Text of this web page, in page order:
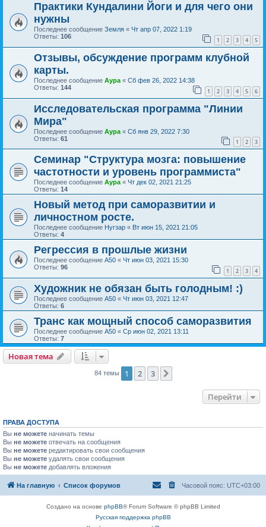
Практики Кундалини Йоги и для чего они
нужны
Последнее сообщение Земля « Чт апр 07, 2022 1:19
Ответы: 106 1 2 3 4 5
Отзывы, обсуждение программ клубной
карты.
Последнее сообщение Аура « Сб фев 26, 2022 14:38
Ответы: 144 1 2 3 4 5 6
Исследовательская программа "Линии
Мира"
Последнее сообщение Аура « Сб янв 29, 2022 7:30
Ответы: 61 1 2 3
Семинар "Структура мозга: повышение
частотности и уровень программиста"
Последнее сообщение Аура« Чт дек 02, 2021 21:25
Ответы: 14
Новый метод при саморазвитии и
личностном росте.
Последнее сообщение Нугзар « Вт июн 15, 2021 21:05
Ответы: 4
Регрессия в прошлые жизни
Последнее сообщение А50 « Чт июн 03, 2021 15:30
Ответы: 96 1 2 3 4
Художник не обязан быть голодным! :)
Последнее сообщение А50 « Чт июн 03, 2021 12:47
Ответы: 6
Транс как мощный способ саморазвития
Последнее сообщение А50 « Ср июн 02, 2021 13:11
Ответы: 7
Новая тема
84 темы 1 2 3
Перейти
ПРАВА ДОСТУПА
Вы не можете начинать темы
Вы не можете отвечать на сообщения
Вы не можете редактировать свои сообщения
Вы не можете удалять свои сообщения
Вы не можете добавлять вложения
На главную Список форумов Часовой пояс: UTC+03:00
Создано на основе phpBB® Forum Software © phpBB Limited
Русская поддержка phpBB